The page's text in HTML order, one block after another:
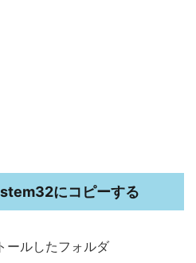
にコピーする
ールしたフォルダ